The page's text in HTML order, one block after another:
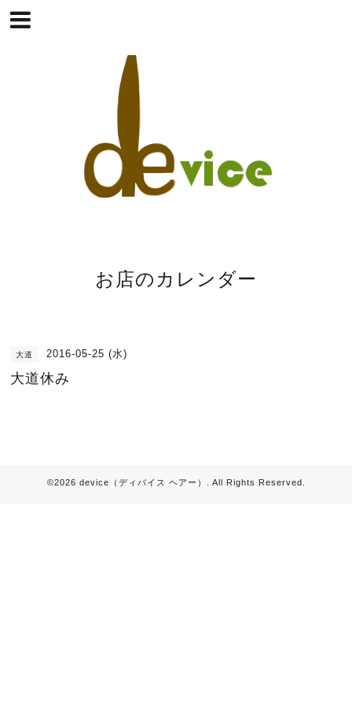
お店のカレンダー
大道 2016-05-25 (水)
大道休み
©2026 device（ディバイス ヘアー） . All Rights Reserved.